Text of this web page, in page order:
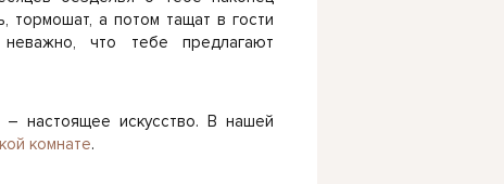
тормошат, а потом тащат в гости
что тебе предлагают
– настоящее искусство. В нашей
комнате.